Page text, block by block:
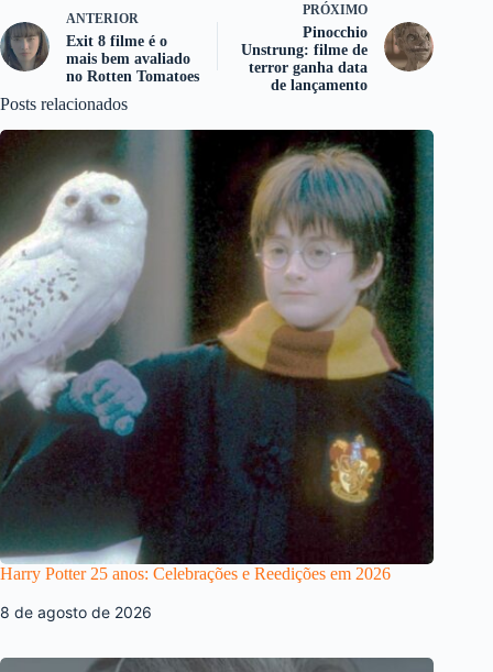
ANTERIOR
Exit 8 filme é o
mais bem avaliado
no Rotten Tomatoes
PRÓXIMO
Pinocchio
Unstrung: filme de
terror ganha data
de lançamento
Posts relacionados
Harry Potter 25 anos: Celebrações e Reedições em 2026
8 de agosto de 2026